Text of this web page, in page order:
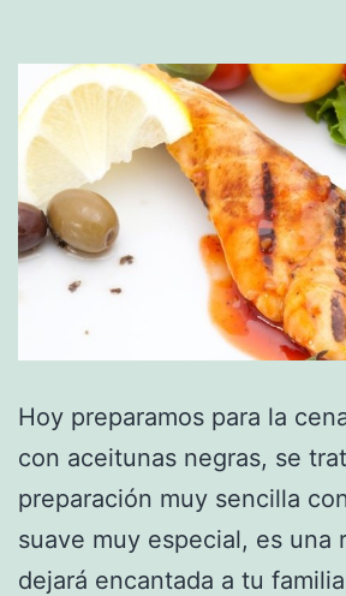
Hoy preparamos para la
con aceitunas negras, se
preparación muy sencilla
suave muy especial, es una
dejará encantada a tu